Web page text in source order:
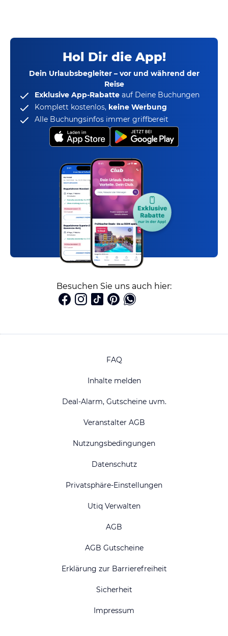
Hol Dir die App!
Dein Urlaubsbegleiter – vor und während der
Reise
Exklusive App-Rabatte auf Deine Buchungen
Komplett kostenlos, keine Werbung
Alle Buchungsinfos immer griffbereit
Besuchen Sie uns auch hier:
FAQ
Inhalte melden
Deal-Alarm, Gutscheine uvm.
Veranstalter AGB
Nutzungsbedingungen
Datenschutz
Privatsphäre-Einstellungen
Utiq Verwalten
AGB
AGB Gutscheine
Erklärung zur Barrierefreiheit
Sicherheit
Impressum